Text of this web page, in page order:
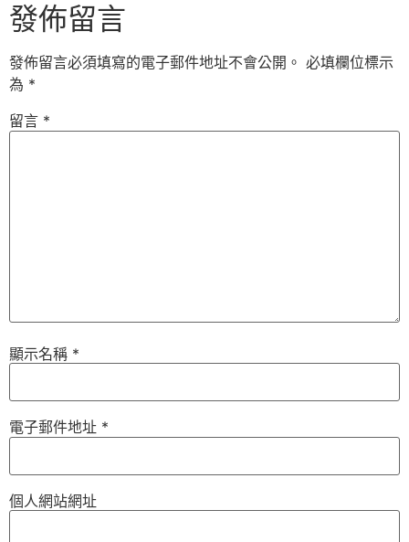
發佈留言
發佈留言必須填寫的電子郵件地址不會公開。 必填欄位標示
為 *
留言 *
顯示名稱 *
電子郵件地址 *
個人網站網址